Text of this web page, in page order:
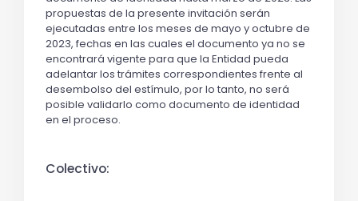
propuestas de la presente invitación serán
ejecutadas entre los meses de mayo y octubre de
2023, fechas en las cuales el documento ya no se
encontrará vigente para que la Entidad pueda
adelantar los trámites correspondientes frente al
desembolso del estímulo, por lo tanto, no será
posible validarlo como documento de identidad
en el proceso.
Colectivo: